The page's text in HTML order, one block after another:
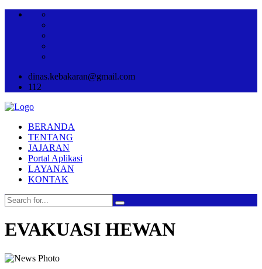
dinas.kebakaran@gmail.com
112
BERANDA
TENTANG
JAJARAN
Portal Aplikasi
LAYANAN
KONTAK
EVAKUASI HEWAN